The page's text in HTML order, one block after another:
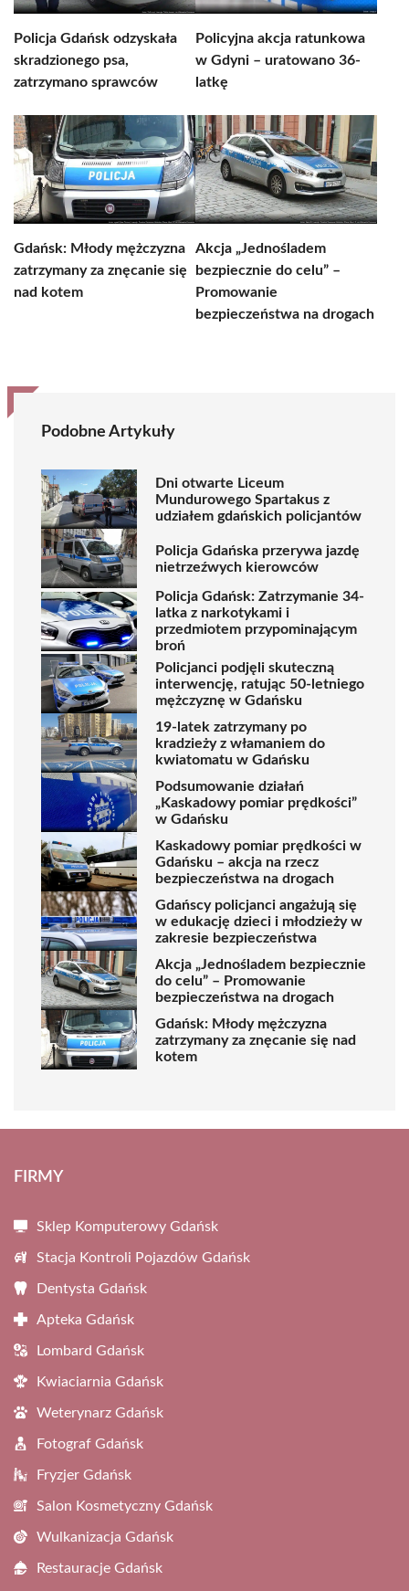
Policja Gdańsk odzyskała
skradzionego psa,
zatrzymano sprawców
Policyjna akcja ratunkowa
w Gdyni – uratowano 36-
latkę
Gdańsk: Młody mężczyzna
zatrzymany za znęcanie się
nad kotem
Akcja „Jednośladem
bezpiecznie do celu” –
Promowanie
bezpieczeństwa na drogach
Podobne Artykuły
Dni otwarte Liceum
Mundurowego Spartakus z
udziałem gdańskich policjantów
Policja Gdańska przerywa jazdę
nietrzeźwych kierowców
Policja Gdańsk: Zatrzymanie 34-
latka z narkotykami i
przedmiotem przypominającym
broń
Policjanci podjęli skuteczną
interwencję, ratując 50-letniego
mężczyznę w Gdańsku
19-latek zatrzymany po
kradzieży z włamaniem do
kwiatomatu w Gdańsku
Podsumowanie działań
„Kaskadowy pomiar prędkości”
w Gdańsku
Kaskadowy pomiar prędkości w
Gdańsku – akcja na rzecz
bezpieczeństwa na drogach
Gdańscy policjanci angażują się
w edukację dzieci i młodzieży w
zakresie bezpieczeństwa
Akcja „Jednośladem bezpiecznie
do celu” – Promowanie
bezpieczeństwa na drogach
Gdańsk: Młody mężczyzna
zatrzymany za znęcanie się nad
kotem
FIRMY
Sklep Komputerowy Gdańsk
Stacja Kontroli Pojazdów Gdańsk
Dentysta Gdańsk
Apteka Gdańsk
Lombard Gdańsk
Kwiaciarnia Gdańsk
Weterynarz Gdańsk
Fotograf Gdańsk
Fryzjer Gdańsk
Salon Kosmetyczny Gdańsk
Wulkanizacja Gdańsk
Restauracje Gdańsk